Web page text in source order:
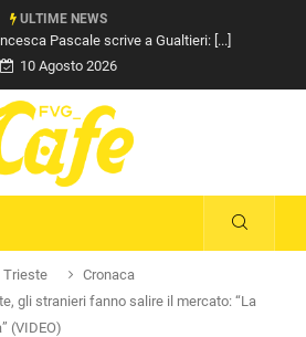
ULTIME NEWS
Pascale scrive a Gualtieri: [...]
10 Agosto 2026
Trieste
Cronaca
gli stranieri fanno salire il mercato: “La
(VIDEO)